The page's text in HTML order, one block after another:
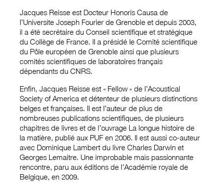
Jacques Reisse est Docteur Honoris Causa de
I’Universite Joseph Fourier de Grenoble et depuis 2003,
il a été secrétaire du Conseil scientifique et stratégique
du Collège de France. II a présidé Ie Comité scientifique
du Pôle européen de Grenoble ainsi que plusieurs
comités scientifiques de laboratoires français
dépendants du CNRS.
Enfin, Jacques Reisse est « Fellow » de I’Acoustical
Society of America et détenteur de plusieurs distinctions
belges et françaises. II est I’auteur de plus de
nombreuses publications scientifiques, de plusieurs
chapitres de livres et de l’ouvrage La longue histoire de
la matière, publié aux PUF en 2006. Il est aussi co-auteur
avec Dominique Lambert du livre Charles Darwin et
Georges Lemaitre. Une improbable mais passionnante
rencontre, paru aux éditions de l’Académie royale de
Belgique, en 2009.